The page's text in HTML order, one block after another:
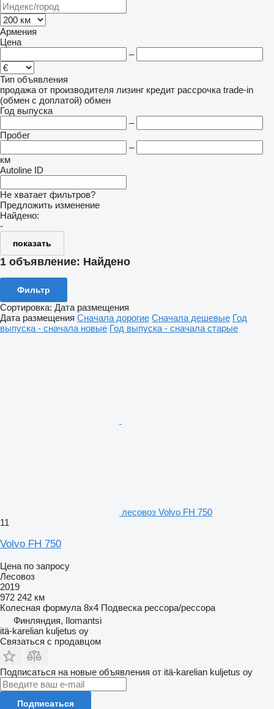
Армения
Цена
–
Тип объявления
продажа от производителя лизинг кредит рассрочка trade-in
(обмен с доплатой) обмен
Год выпуска
–
Пробег
–
км
Autoline ID
Не хватает фильтров?
Предложить изменение
Найдено:
-
показать
1 объявление: Найдено
Фильтр
Сортировка: Дата размещения
Дата размещения Сначала дорогие Сначала дешевые Год
выпуска - сначала новые Год выпуска - сначала старые
лесовоз Volvo FH 750
11
Volvo FH 750
Цена по запросу
Лесовоз
2019
972 242 км
Колесная формула 8x4 Подвеска рессора/рессора
Финляндия, Ilomantsi
itä-karelian kuljetus oy
Связаться с продавцом
Подписаться на новые объявления от itä-karelian kuljetus oy
Подписаться